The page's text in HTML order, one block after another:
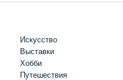
Искусство
Выставки
Хобби
Путешествия